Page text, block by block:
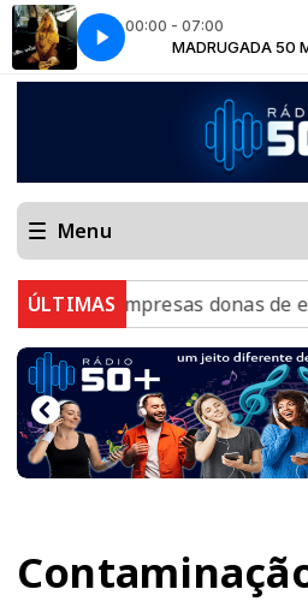
00:00 - 07:00
MADRUGADA 50 MAIS
Kim Carnes - Bette Davis
Menu
ÚLTIMASdonas de estaleiro que